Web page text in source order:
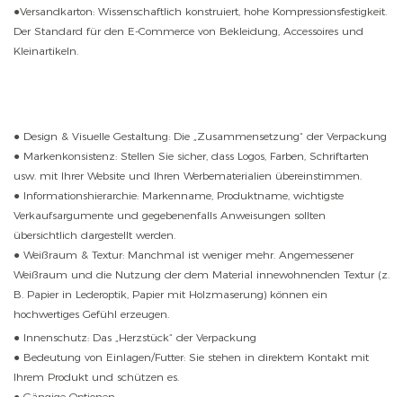
●Versandkarton: Wissenschaftlich konstruiert, hohe Kompressionsfestigkeit.
Der Standard für den E-Commerce von Bekleidung, Accessoires und
Kleinartikeln.
● Design & Visuelle Gestaltung: Die „Zusammensetzung“ der Verpackung
● Markenkonsistenz: Stellen Sie sicher, dass Logos, Farben, Schriftarten
usw. mit Ihrer Website und Ihren Werbematerialien übereinstimmen.
● Informationshierarchie: Markenname, Produktname, wichtigste
Verkaufsargumente und gegebenenfalls Anweisungen sollten
übersichtlich dargestellt werden.
● Weißraum & Textur: Manchmal ist weniger mehr. Angemessener
Weißraum und die Nutzung der dem Material innewohnenden Textur (z.
B. Papier in Lederoptik, Papier mit Holzmaserung) können ein
hochwertiges Gefühl erzeugen.
● Innenschutz: Das „Herzstück“ der Verpackung
● Bedeutung von Einlagen/Futter: Sie stehen in direktem Kontakt mit
Ihrem Produkt und schützen es.